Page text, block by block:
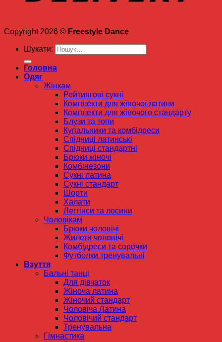
Copyright 2026 © Freestyle Dance
Шукати:
Головна
Одяг
Жінкам
Рейтингові сукні
Комплекти для жіночої латини
Комплекти для жіночого стандарту
Блузи та топи
Купальники та комбідреси
Спідниці латинські
Спідниці стандартні
Брюки жіночі
Комбінезони
Сукні латина
Сукні стандарт
Шорти
Халати
Леггінси та лосини
Чоловікам
Брюки чоловічі
Жилети чоловічі
Комбідреси та сорочки
Футболки тренувальні
Взуття
Бальні танці
Для дівчаток
Жіноча латина
Жіночий стандарт
Чоловіча Латина
Чоловічий стандарт
Тренувальна
Гімнастика